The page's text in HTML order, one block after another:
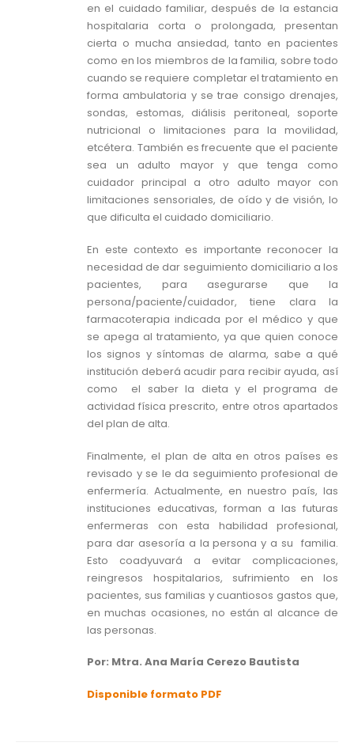
en el cuidado familiar, después de la estancia
hospitalaria corta o prolongada, presentan
cierta o mucha ansiedad, tanto en pacientes
como en los miembros de la familia, sobre todo
cuando se requiere completar el tratamiento en
forma ambulatoria y se trae consigo drenajes,
sondas, estomas, diálisis peritoneal, soporte
nutricional o limitaciones para la movilidad,
etcétera. También es frecuente que el paciente
sea un adulto mayor y que tenga como
cuidador principal a otro adulto mayor con
limitaciones sensoriales, de oído y de visión, lo
que dificulta el cuidado domiciliario.
En este contexto es importante reconocer la
necesidad de dar seguimiento domiciliario a los
pacientes, para asegurarse que la
persona/paciente/cuidador, tiene clara la
farmacoterapia indicada por el médico y que
se apega al tratamiento, ya que quien conoce
los signos y síntomas de alarma, sabe a qué
institución deberá acudir para recibir ayuda, así
como el saber la dieta y el programa de
actividad física prescrito, entre otros apartados
del plan de alta.
Finalmente, el plan de alta en otros países es
revisado y se le da seguimiento profesional de
enfermería. Actualmente, en nuestro país, las
instituciones educativas, forman a las futuras
enfermeras con esta habilidad profesional,
para dar asesoría a la persona y a su familia.
Esto coadyuvará a evitar complicaciones,
reingresos hospitalarios, sufrimiento en los
pacientes, sus familias y cuantiosos gastos que,
en muchas ocasiones, no están al alcance de
las personas.
Por: Mtra. Ana María Cerezo Bautista
Disponible formato PDF